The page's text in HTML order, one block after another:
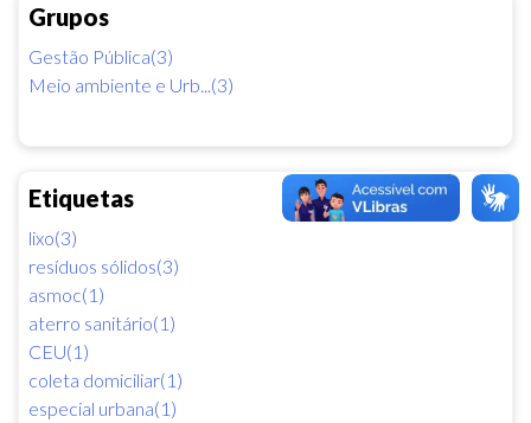
Grupos
Gestão Pública(3)
Meio ambiente e Urb...(3)
Etiquetas
lixo(3)
resíduos sólidos(3)
asmoc(1)
aterro sanitário(1)
CEU(1)
coleta domiciliar(1)
especial urbana(1)